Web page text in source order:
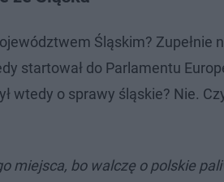
Śląskim? Zupełnie
startował do Parlamentu
wtedy o sprawy śląskie? Nie.
miejsca, bo walczę o polskie